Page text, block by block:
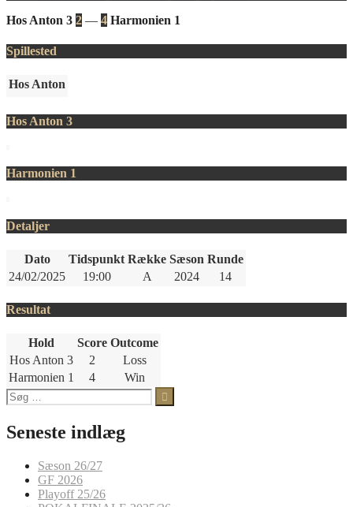
Hos Anton 3 2 — 4 Harmonien 1
Spillested
Hos Anton
Hos Anton 3
Harmonien 1
Detaljer
Dato Tidspunkt Række Sæson Runde
24/02/2025
19:00 A 2024 14
Resultat
Hold Score Outcome
Hos Anton 3
2
Loss
Harmonien 1
4
Win
Søg
efter:
Seneste indlæg
Sæson 26/27
GF 2026
Playoff 25/26